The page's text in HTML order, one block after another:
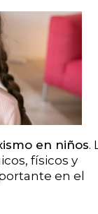
en niños.
físicos y
en el